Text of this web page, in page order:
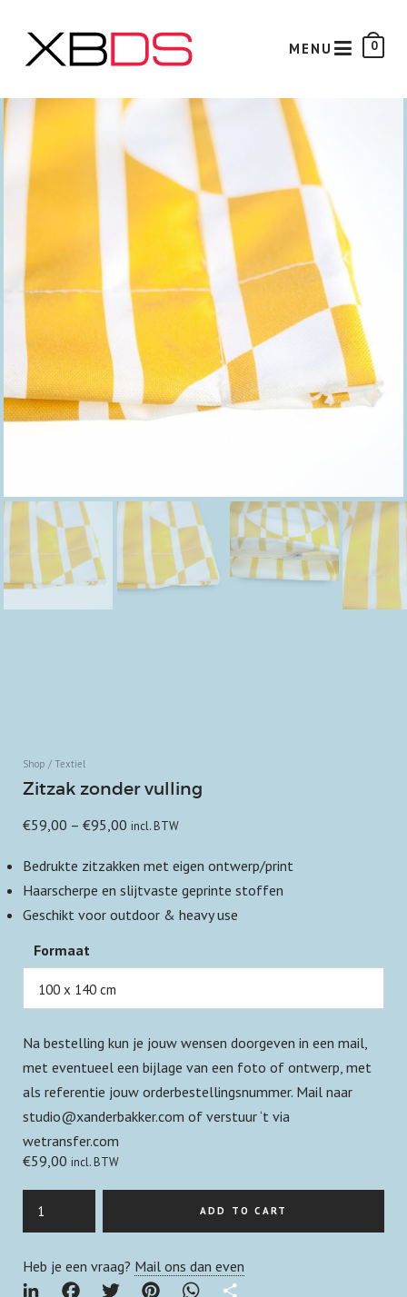
MENU 0
Werk
over xbds
Shop Textiel
Zitzak zonder vulling
€59,00 – €95,00 incl. BTW
Bedrukte zitzakken met eigen ontwerp/print
Haarscherpe en slijtvaste geprinte stoffen
Geschikt voor outdoor & heavy use
Formaat
Na bestelling kun je jouw wensen doorgeven in een mail,
met eventueel een bijlage van een foto of ontwerp, met
als referentie jouw orderbestellingsnummer. Mail naar
studio@xanderbakker.com of verstuur ‘t via
wetransfer.com
€59,00 incl. BTW
ADD TO CART
Heb je een vraag? Mail ons dan even
LINKEDINFACEBOOKTWITTERPINTERESTWHATSAPP
SHARE